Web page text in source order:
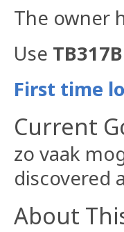
The owner
Use
First time
Current
zo vaak
discovered
About